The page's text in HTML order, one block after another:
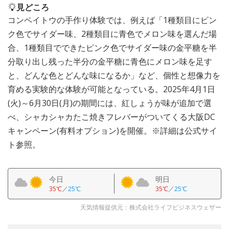
見どころ
コンペイトウの手作り体験では、例えば「1種類目にピン
ク色でサイダー味、2種類目に青色でメロン味を選んだ場
合、1種類目でできたピンク色でサイダー味の金平糖を半
分取り出し残った半分の金平糖に青色にメロン味を足す
と、どんな色とどんな味になるか」など、個性と想像力を
育める実験的な体験が可能となっている。2025年4月1日
(火)～6月30日(月)の期間には、紅しょうが味が追加で選
べ、シャカシャカたこ焼きフレバーがついてくる大阪DC
キャンペーン(有料オプション)を開催。※詳細は公式サイ
ト参照。
今日
35℃／25℃
明日
35℃／25℃
天気情報提供元：株式会社ライフビジネスウェザー